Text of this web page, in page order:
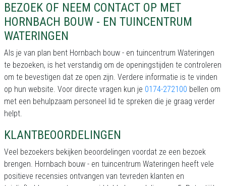
BEZOEK OF NEEM CONTACT OP MET
HORNBACH BOUW - EN TUINCENTRUM
WATERINGEN
Als je van plan bent Hornbach bouw - en tuincentrum Wateringen
te bezoeken, is het verstandig om de openingstijden te controleren
om te bevestigen dat ze open zijn. Verdere informatie is te vinden
op hun website. Voor directe vragen kun je 0174-272100 bellen om
met een behulpzaam personeel lid te spreken die je graag verder
helpt.
KLANTBEOORDELINGEN
Veel bezoekers bekijken beoordelingen voordat ze een bezoek
brengen. Hornbach bouw - en tuincentrum Wateringen heeft vele
positieve recensies ontvangen van tevreden klanten en